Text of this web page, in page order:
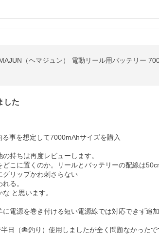
（ヘマジュン） 電動リール用バッテリー
した
事を想定して7000mAhサイズを購入
持ちは再度レビューします。
こに置くのか。リールとバッテリーの配線は
リップかわ刺さらない
る。
と思います。
電源を巻き付ける短い電源線では対応できず追
日（🐙釣り）使用しましたが全く問題なかったで